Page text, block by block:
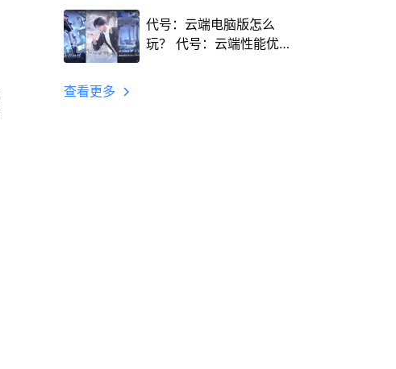
代号：云端电脑版怎么
玩？ 代号：云端性能优
查看更多